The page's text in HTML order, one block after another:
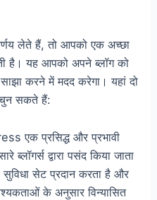
लेते हैं, तो आपको एक अच्छा
है। यह आपको अपने ब्लॉग को
करने में मदद करेगा। यहां दो
चुन सकते हैं:
एक प्रसिद्ध और प्रभावी
ब्लॉगर्स द्वारा पसंद किया जाता
सेट प्रदान करता है और
के अनुसार विन्यासित